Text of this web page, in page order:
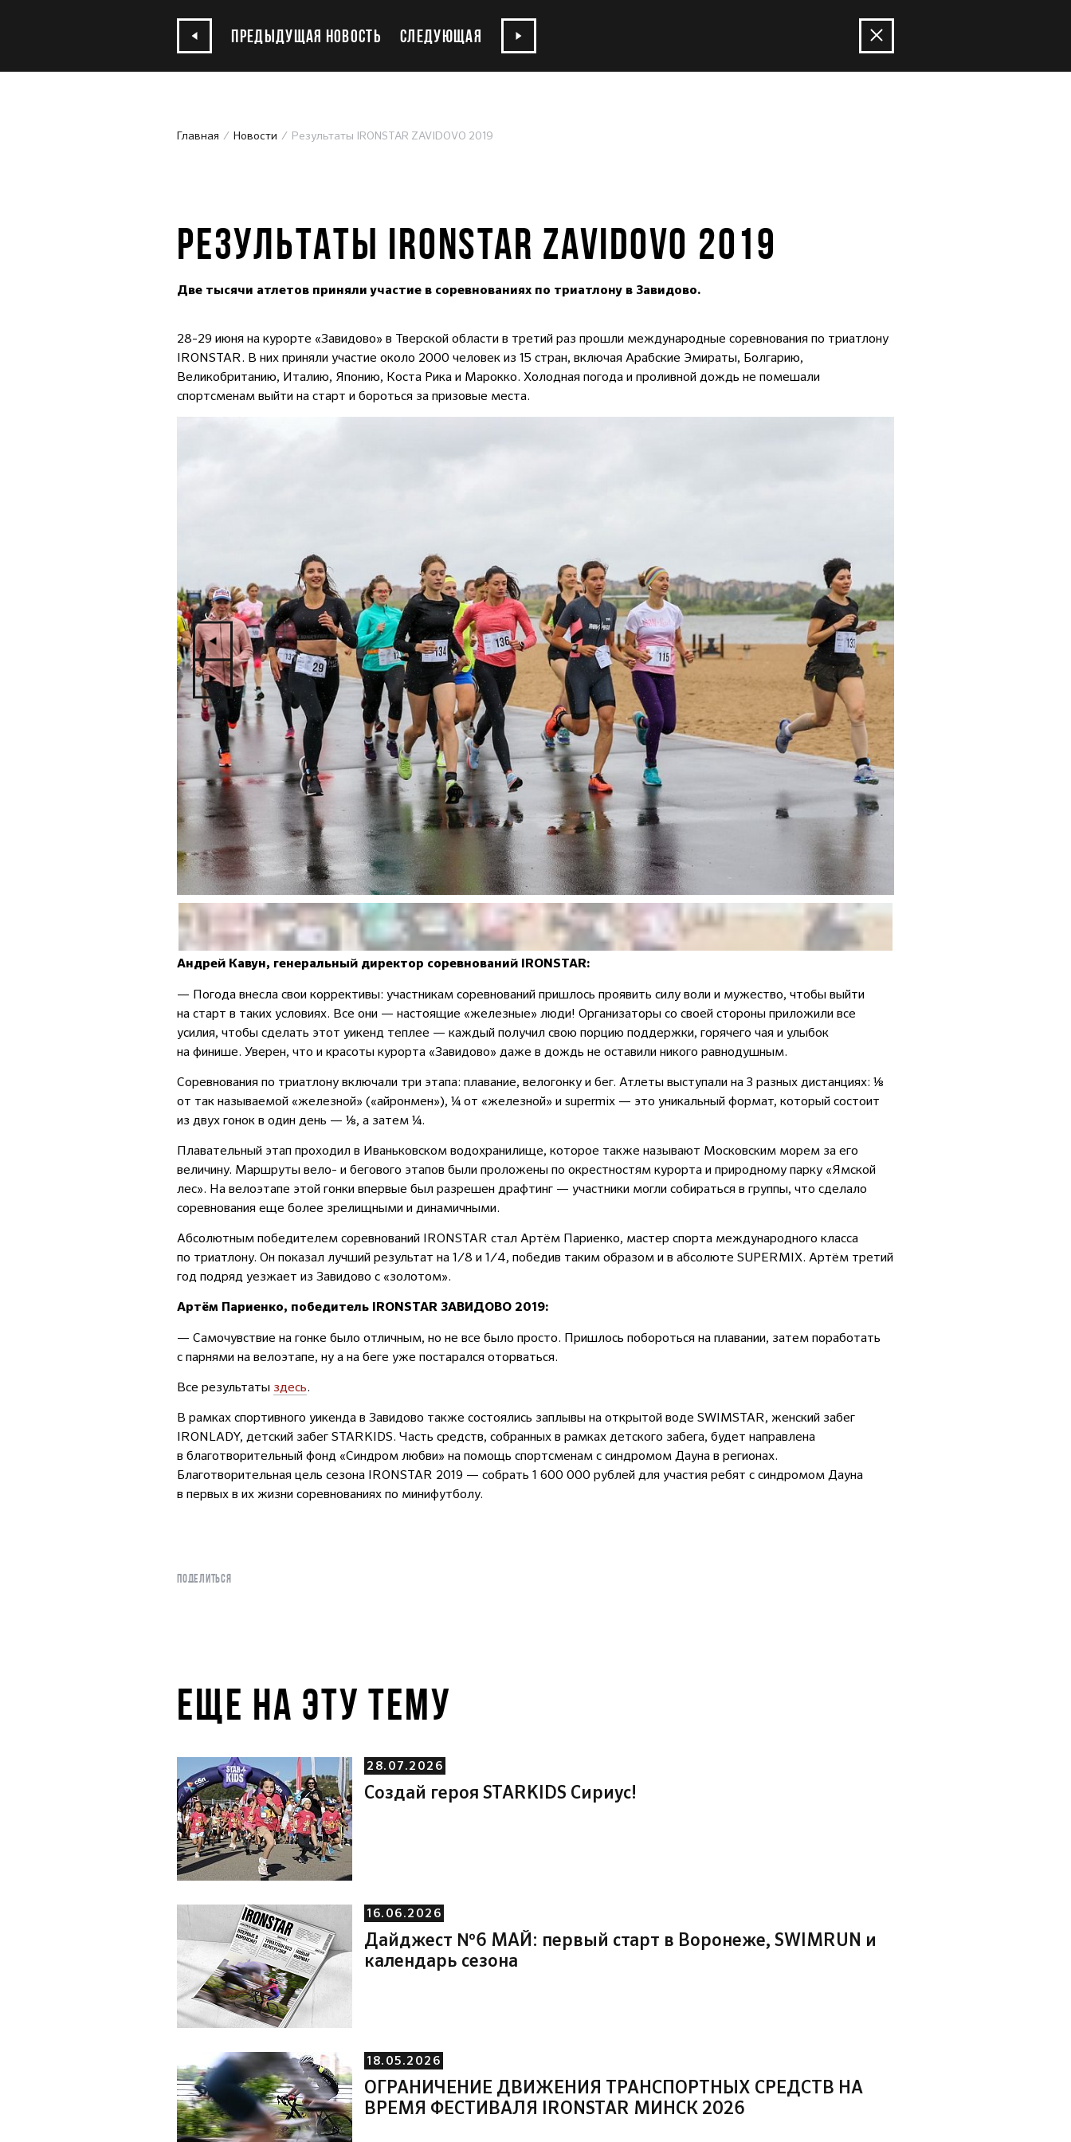
ПРЕДЫДУЩАЯ НОВОСТЬ СЛЕДУЮЩАЯ
Главная Новости Результаты IRONSTAR ZAVIDOVO 2019
РЕЗУЛЬТАТЫ IRONSTAR ZAVIDOVO 2019
Две тысячи атлетов приняли участие в соревнованиях по триатлону в Завидово.
28-29 июня на курорте «Завидово» в Тверской области в третий раз прошли международные соревнования по триатлону
IRONSTAR. В них приняли участие около 2000 человек из 15 стран, включая Арабские Эмираты, Болгарию,
Великобританию, Италию, Японию, Коста Рика и Марокко. Холодная погода и проливной дождь не помешали
спортсменам выйти на старт и бороться за призовые места.
Андрей Кавун, генеральный директор соревнований IRONSTAR:
— Погода внесла свои коррективы: участникам соревнований пришлось проявить силу воли и мужество, чтобы выйти
на старт в таких условиях. Все они — настоящие «железные» люди! Организаторы со своей стороны приложили все
усилия, чтобы сделать этот уикенд теплее — каждый получил свою порцию поддержки, горячего чая и улыбок
на финише. Уверен, что и красоты курорта «Завидово» даже в дождь не оставили никого равнодушным.
Соревнования по триатлону включали три этапа: плавание, велогонку и бег. Атлеты выступали на 3 разных дистанциях: ⅛
от так называемой «железной» («айронмен»), ¼ от «железной» и supermix — это уникальный формат, который состоит
из двух гонок в один день — ⅛, а затем ¼.
Плавательный этап проходил в Иваньковском водохранилище, которое также называют Московским морем за его
величину. Маршруты вело- и бегового этапов были проложены по окрестностям курорта и природному парку «Ямской
лес». На велоэтапе этой гонки впервые был разрешен драфтинг — участники могли собираться в группы, что сделало
соревнования еще более зрелищными и динамичными.
Абсолютным победителем соревнований IRONSTAR стал Артём Париенко, мастер спорта международного класса
по триатлону. Он показал лучший результат на 1/8 и 1/4, победив таким образом и в абсолюте SUPERMIX. Артём третий
год подряд уезжает из Завидово с «золотом».
Артём Париенко, победитель IRONSTAR ЗАВИДОВО 2019:
— Самочувствие на гонке было отличным, но не все было просто. Пришлось побороться на плавании, затем поработать
с парнями на велоэтапе, ну а на беге уже постарался оторваться.
Все результаты здесь.
В рамках спортивного уикенда в Завидово также состоялись заплывы на открытой воде SWIMSTAR, женский забег
IRONLADY, детский забег STARKIDS. Часть средств, собранных в рамках детского забега, будет направлена
в благотворительный фонд «Синдром любви» на помощь спортсменам с синдромом Дауна в регионах.
Благотворительная цель сезона IRONSTAR 2019 — собрать 1 600 000 рублей для участия ребят с синдромом Дауна
в первых в их жизни соревнованиях по минифутболу.
ПОДЕЛИТЬСЯ
ЕЩЕ НА ЭТУ ТЕМУ
28.07.2026
Создай героя STARKIDS Сириус!
16.06.2026
Дайджест №6 МАЙ: первый старт в Воронеже, SWIMRUN и
календарь сезона
18.05.2026
ОГРАНИЧЕНИЕ ДВИЖЕНИЯ ТРАНСПОРТНЫХ СРЕДСТВ НА
ВРЕМЯ ФЕСТИВАЛЯ IRONSTAR МИНСК 2026